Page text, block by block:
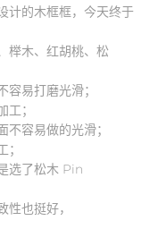
计的木框框，今天终于
榉木、红胡桃、松
易打磨光滑；
；
容易做的光滑；
选了松木 Pin
也挺好，